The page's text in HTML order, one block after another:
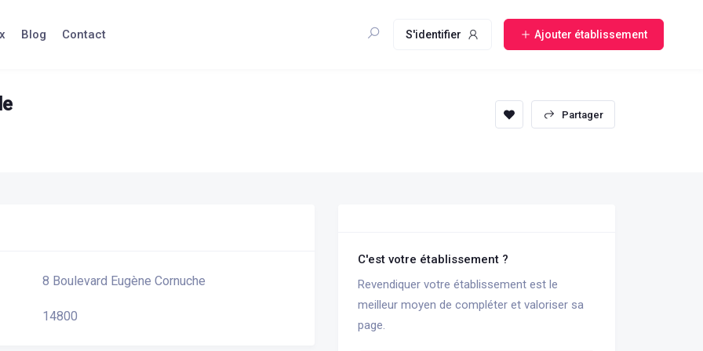
Blog Contact S'identifier Ajouter établissement
sauvegarderPartager
8 Boulevard Eugène Cornuche
14800
C'est votre établissement ?
Revendiquer votre établissement est le
meilleur moyen de compléter et valoriser sa
page.